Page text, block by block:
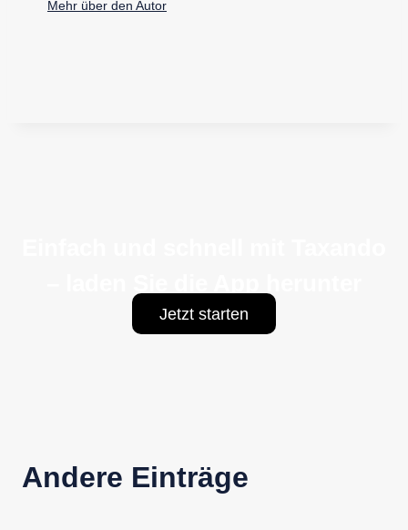
Mehr über den Autor
Jetzt starten
Andere Einträge